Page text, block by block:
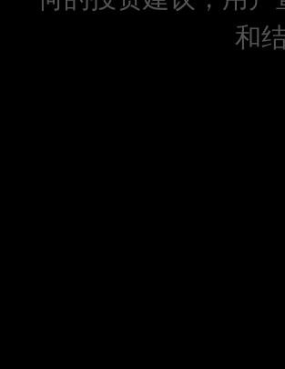
和